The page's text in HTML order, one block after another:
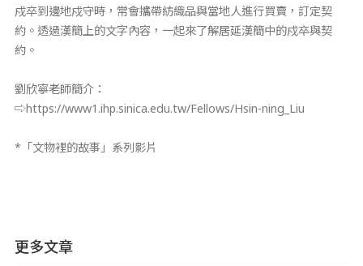
戍卒到邊地戍守時，常會攜帶紡織品與當地人進行買賣，訂定契
約。透過漢簡上的文字內容，一起來了解居延漢簡中的戍卒與契
約。
劉欣寧老師簡介：
⇨https://www1.ihp.sinica.edu.tw/Fellows/Hsin-ning_Liu
*「文物裡的故事」系列影片
更多文章